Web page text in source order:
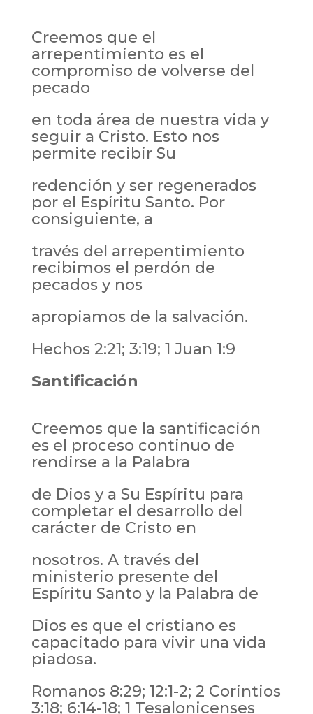
Creemos que el
arrepentimiento es el
compromiso de volverse del
pecado
en toda área de nuestra vida y
seguir a Cristo. Esto nos
permite recibir Su
redención y ser regenerados
por el Espíritu Santo. Por
consiguiente, a
través del arrepentimiento
recibimos el perdón de
pecados y nos
apropiamos de la salvación.
Hechos 2:21; 3:19; 1 Juan 1:9
Santificación
Creemos que la santificación
es el proceso continuo de
rendirse a la Palabra
de Dios y a Su Espíritu para
completar el desarrollo del
carácter de Cristo en
nosotros. A través del
ministerio presente del
Espíritu Santo y la Palabra de
Dios es que el cristiano es
capacitado para vivir una vida
piadosa.
Romanos 8:29; 12:1-2; 2 Corintios
3:18; 6:14-18; 1 Tesalonicenses